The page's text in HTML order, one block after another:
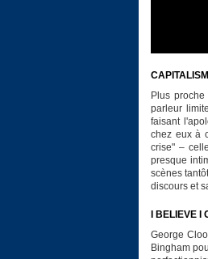
Plus
parleur
faisant
chez eux à
crise" –
presque
scènes
discours et
I BELIEVE I
George
Bingham